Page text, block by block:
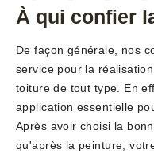
À qui confier
De façon générale, nos
service pour la
toiture de tout type. En
application essentielle
Après avoir choisi la
qu'après la peinture,